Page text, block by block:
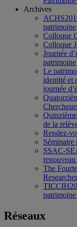
Archives
Colloque
Colloque
Journée
Le
identité et
journée
de la
Rendez-
Séminaire
SSAC-
The
Réseaux